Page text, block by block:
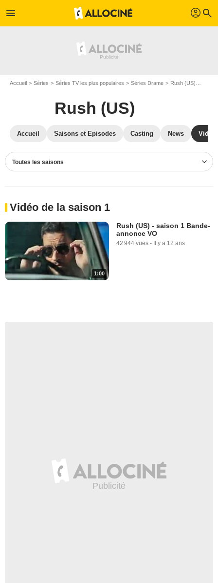
menu profil search
Accueil Séries Séries TV les plus populaires Séries Drame Rush (US)
Rush (US)
Accueil Saisons et Episodes Casting News
Toutes les saisons
Vidéo de la saison 1
1:00
Rush (US) - saison 1 Bande-
annonce VO
42 944 vues - Il y a 12 ans